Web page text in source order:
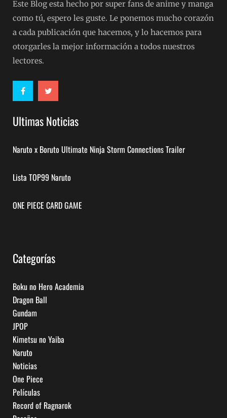
Este Blog esta hecho por super fans de anime y manga
como tú, espero les guste. Le ponemos mucho corazón
a cada publicación que hacemos, y lo hacemos para
otorgarles la mejor información a todos nuestros
lectores.
Ultimas Noticias
Naruto x Boruto Ultimate Ninja Storm Connections Trailer
Lista TOP99 Naruto
ONE PIECE CARD GAME
Categorías
Boku no Hero Academia
Dragon Ball
Gundam
JPOP
Kimetsu no Yaiba
Naruto
Noticias
One Piece
Películas
Record of Ragnarok